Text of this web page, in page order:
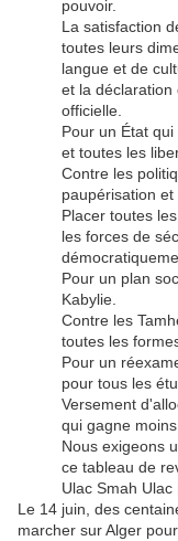
pouvoir.
La satisfaction
toutes leurs
langue et de
et la déclaration
officielle.
Pour un État
et toutes les
Contre les
paupérisation et
Placer toutes
les forces de
Pour un plan
Kabylie.
Contre les
toutes les
Pour un
pour tous les
Versement
qui gagne
Nous exigeons
ce tableau de
Ulac Smah Ulac
Le 14 juin, des
marcher sur Alger